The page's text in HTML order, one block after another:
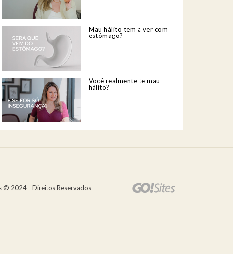
Mau hálito tem a ver com
estômago?
Você realmente te mau
hálito?
© 2024 - Direitos Reservados